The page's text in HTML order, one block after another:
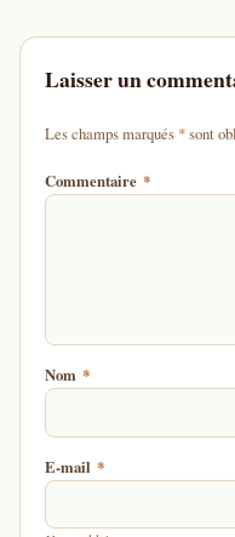
Laisser un
Les champs marqués *d'un
sont
Commentaire *
Nom *
E-mail *